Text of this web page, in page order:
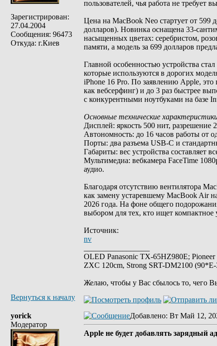
Зарегистрирован:
27.04.2004
Сообщения: 96473
Откуда: г.Киев
пользователей, чья работа не
Цена на MacBook Neo стартует от 599
долларов). Новинка оснащена 33-
насыщенных цветах: серебристом,
памяти, а модель за 699 долларов
Главной особенностью устройства
которые используются в дорогих
iPhone 16 Pro. По заявлению Apple, это
как вебсерфинг) и до 3 раз быстрее
с конкурентными ноутбуками на базе
Основные технические
Дисплей: яркость 500 нит, разрешение
Автономность: до 16 часов работы от
Порты: два разъема USB-C и
Габариты: вес устройства составляет
Мультимедиа: вебкамера FaceTime
аудио.
Благодаря отсутствию вентилятора
как замену устаревшему MacBook Air
2026 года. На фоне общего
выбором для тех, кто ищет компактное
Источник:
nv
OLED Panasonic TX-65HZ980E;
ZXC 120cm, Strong SRT-DM2100
Желаю, чтобы у Вас сбылось то, чего
Вернуться к началу
yorick
Модератор
Добавлено: Вт Май 12,
Apple не будет добавлять